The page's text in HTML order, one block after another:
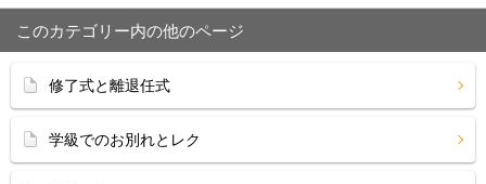
このカテゴリー内の他のページ
修了式と離退任式
学級でのお別れとレク